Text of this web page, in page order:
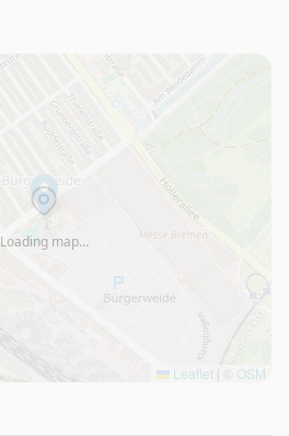
Loading map…
Leaflet OSM